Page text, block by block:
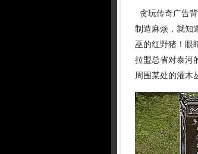
贪玩传奇广告
制造麻烦，就知
巫的红野猪！眼
拉盟总省对泰河
周围某处的灌木